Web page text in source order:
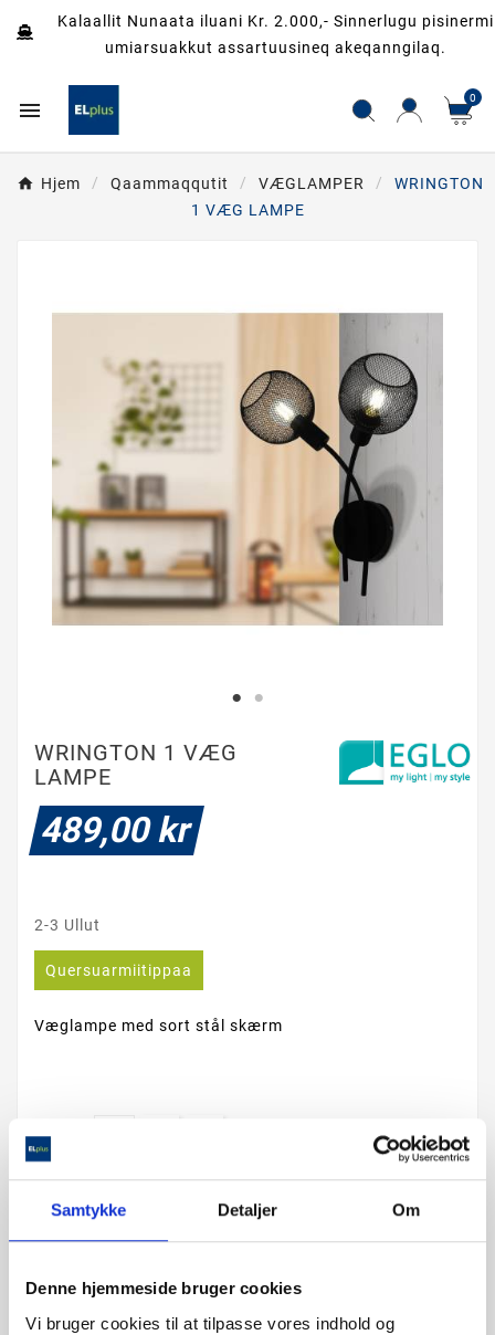
Samtykke Detaljer Om
Denne hjemmeside bruger cookies
Vi bruger cookies til at tilpasse vores indhold og
Kalaallit Nunaata iluani Kr. 2.000,- Sinnerlugu pisinermi
umiarsuakkut assartuusineq akeqanngilaq.
 0
Hjem Qaammaqqutit VÆGLAMPER
WRINGTON
1 VÆG LAMPE
WRINGTON 1 VÆG
LAMPE
489,00 kr
2-3 Ullut
Quersuarmiitippaa
Væglampe med sort stål skærm
ANTAL :
 LÆG I KURV